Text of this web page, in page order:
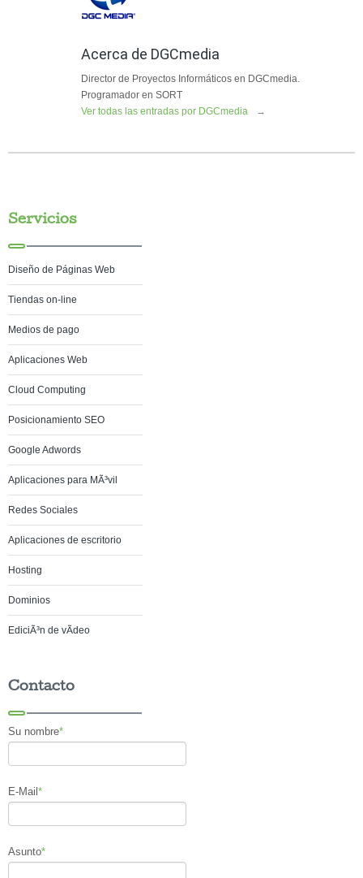
Acerca de DGCmedia
Director de Proyectos Informáticos en DGCmedia.
Programador en SORT
Ver todas las entradas por DGCmedia
→
Servicios
Diseño de Páginas Web
Tiendas on-line
Medios de pago
Aplicaciones Web
Cloud Computing
Posicionamiento SEO
Google Adwords
Aplicaciones para MÃ³vil
Redes Sociales
Aplicaciones de escritorio
Hosting
Dominios
EdiciÃ³n de vÃ­deo
Contacto
Su nombre*
E-Mail *
Asunto*